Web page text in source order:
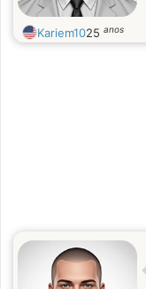
Kariem1025 anos